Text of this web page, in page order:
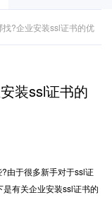
?企业安装ssl证书的优
装ssl证书的
由于很多新手对于ssl证
有关企业安装ssl证书的